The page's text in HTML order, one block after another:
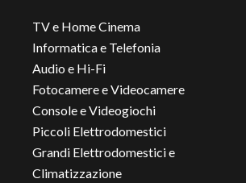
TV e Home Cinema
Informatica e Telefonia
Audio e Hi-Fi
Fotocamere e Videocamere
Console e Videogiochi
Piccoli Elettrodomestici
Grandi Elettrodomestici e
Climatizzazione